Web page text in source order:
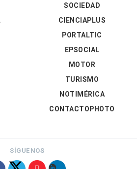
SOCIEDAD
CIENCIAPLUS
PORTALTIC
EPSOCIAL
MOTOR
TURISMO
NOTIMÉRICA
CONTACTOPHOTO
SÍGUENOS